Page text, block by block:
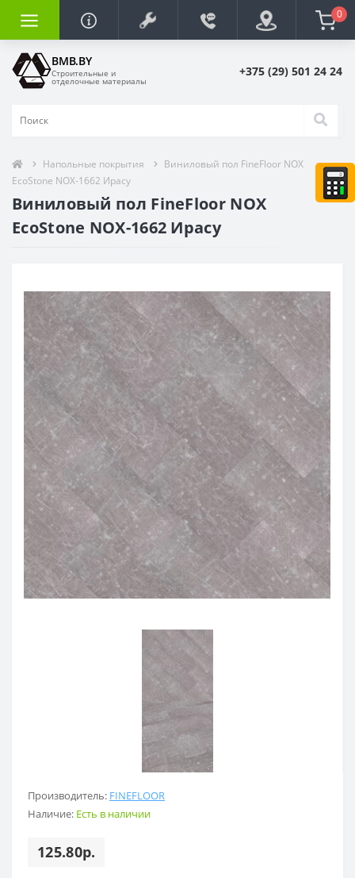
0
BMB.BY
Строительные и
отделочные материалы
+375 (29) 501 24 24
Напольные покрытия
Виниловый пол FineFloor NOX
EcoStone NOX-1662 Ирасу
Виниловый пол FineFloor NOX
EcoStone NOX-1662 Ирасу
Производитель: FINEFLOOR
Наличие: Есть в наличии
125.80р.